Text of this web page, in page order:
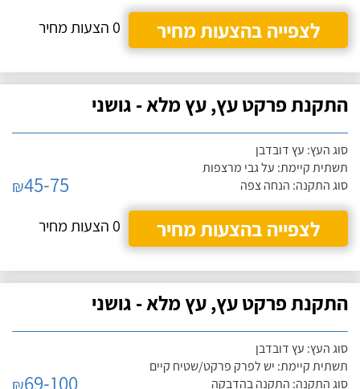
לצפייה בהצעות מחיר
0 הצעות מחיר
התקנת פרקט עץ, עץ מלא - גושני
סוג העץ: עץ דובדבן
תשתית קיימת: על גבי מרצפות
סוג התקנה: הנחה צפה
₪45-75
לצפייה בהצעות מחיר
0 הצעות מחיר
התקנת פרקט עץ, עץ מלא - גושני
סוג העץ: עץ דובדבן
תשתית קיימת: יש לפרק פרקט/שטיח קיים
סוג התקנה: התקנה בהדבקה
69-100